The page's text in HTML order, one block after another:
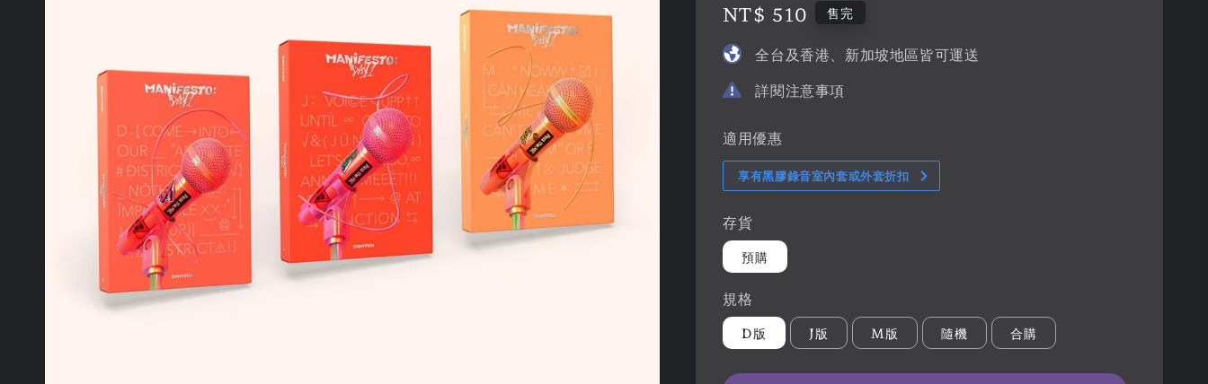
Regular
price
NT$ 510 售完
全台及香港、新加坡地區皆可運送
詳閱注意事項
適用優惠
享有黑膠錄音室內套或外套折扣
存貨
預購
規格
D版 J版 M版 隨機 合購